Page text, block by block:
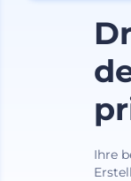
Ihre